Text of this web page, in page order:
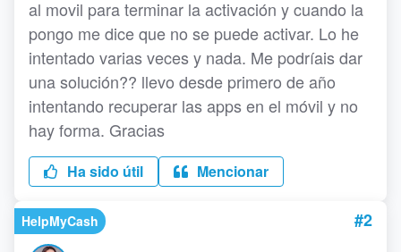
al movil para terminar la activación y cuando la
pongo me dice que no se puede activar. Lo he
intentado varias veces y nada. Me podríais dar
una solución?? llevo desde primero de año
intentando recuperar las apps en el móvil y no
hay forma. Gracias
Ha sido útil Mencionar
HelpMyCash #2